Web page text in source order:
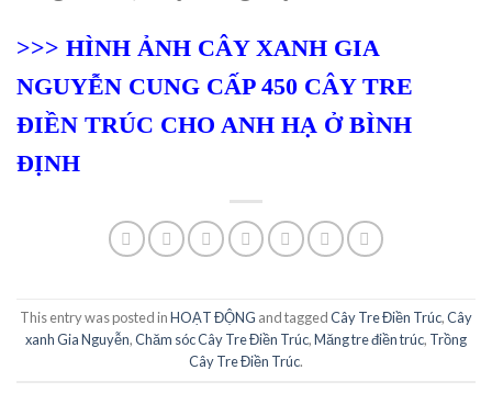
>>> HÌNH ẢNH CÂY XANH GIA
NGUYỄN CUNG CẤP 450 CÂY TRE
ĐIỀN TRÚC CHO ANH HẠ Ở BÌNH
ĐỊNH
This entry was posted inHOẠT ĐỘNG and taggedCây Tre Điền Trúc,Cây
xanh Gia Nguyễn,Chăm sóc Cây Tre Điền Trúc,Măng tre điền trúc, Trồng
Cây Tre Điền Trúc.